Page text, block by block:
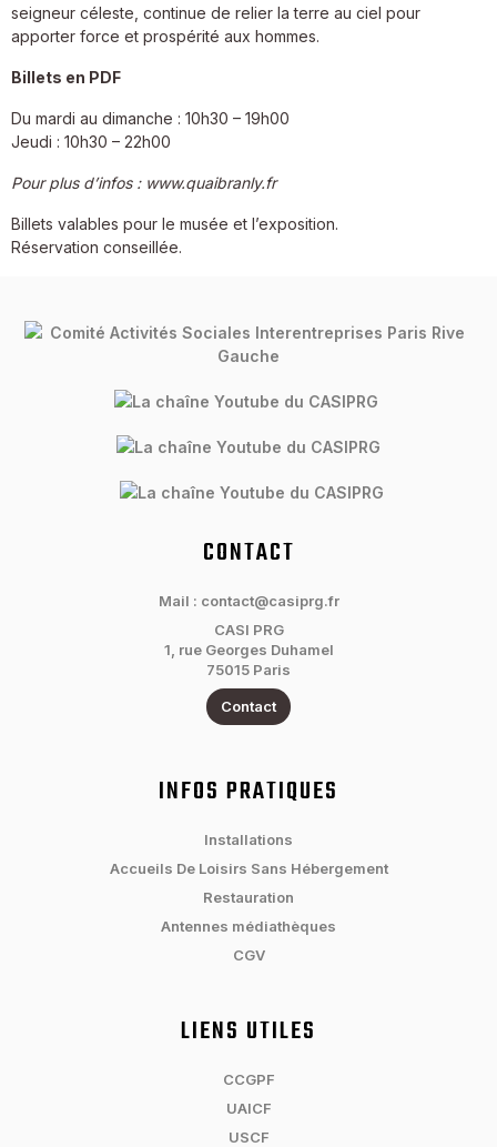
seigneur céleste, continue de relier la terre au ciel pour
apporter force et prospérité aux hommes.
Billets en PDF
Du mardi au dimanche : 10h30 – 19h00
Jeudi : 10h30 – 22h00
Pour plus d’infos : www.quaibranly.fr
Billets valables pour le musée et l’exposition.
Réservation conseillée.
CONTACT
Mail : contact@casiprg.fr
CASI PRG
1, rue Georges Duhamel
75015 Paris
Contact
INFOS PRATIQUES
Installations
Accueils De Loisirs Sans Hébergement
Restauration
Antennes médiathèques
CGV
LIENS UTILES
CCGPF
UAICF
USCF